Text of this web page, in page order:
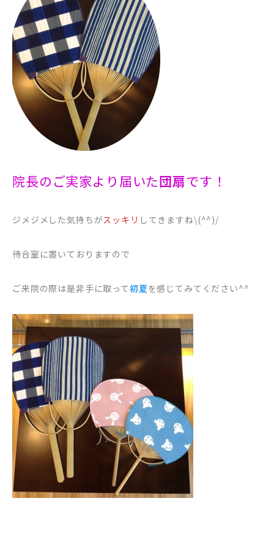
院長のご実家より届いた団扇です！
ジメジメした気持ちがスッキリ してきますね\(^^)/
待合室に置いておりますので
ご来院の際は是非手に取って初夏を感じてみてください^^